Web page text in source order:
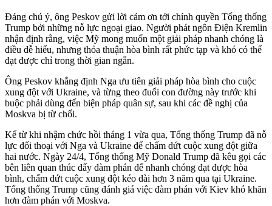
Đáng chú ý, ông Peskov gửi lời cảm ơn tới chính quyền Tổng thống
Trump bởi những nỗ lực ngoại giao. Người phát ngôn Điện Kremlin
nhận định rằng, việc Mỹ mong muốn một giải pháp nhanh chóng là
điều dễ hiểu, nhưng thỏa thuận hòa bình rất phức tạp và khó có thể
đạt được chỉ trong thời gian ngắn.
Ông Peskov khẳng định Nga ưu tiên giải pháp hòa bình cho cuộc
xung đột với Ukraine, và từng theo đuổi con đường này trước khi
buộc phải dùng đến biện pháp quân sự, sau khi các đề nghị của
Moskva bị từ chối.
Kể từ khi nhậm chức hồi tháng 1 vừa qua, Tổng thống Trump đã nỗ
lực đối thoại với Nga và Ukraine để chấm dứt cuộc xung đột giữa
hai nước. Ngày 24/4, Tổng thống Mỹ Donald Trump đã kêu gọi các
bên liên quan thúc đẩy đàm phán để nhanh chóng đạt được hòa
bình, chấm dứt cuộc xung đột kéo dài hơn 3 năm qua tại Ukraine.
Tổng thống Trump cũng đánh giá việc đàm phán với Kiev khó khăn
hơn đàm phán với Moskva.